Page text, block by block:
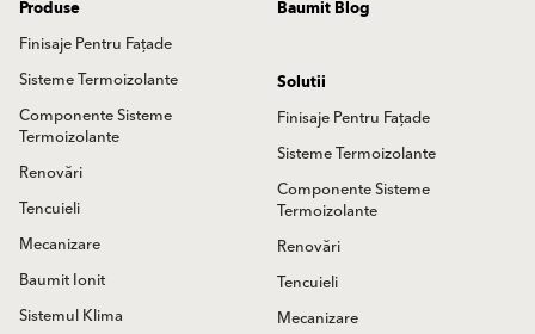
Produse
Finisaje Pentru Fațade
Sisteme Termoizolante
Componente Sisteme
Termoizolante
Renovări
Tencuieli
Mecanizare
Baumit Ionit
Sistemul Klima
Baumit Blog
Solutii
Finisaje Pentru Fațade
Sisteme Termoizolante
Componente Sisteme
Termoizolante
Renovări
Tencuieli
Mecanizare